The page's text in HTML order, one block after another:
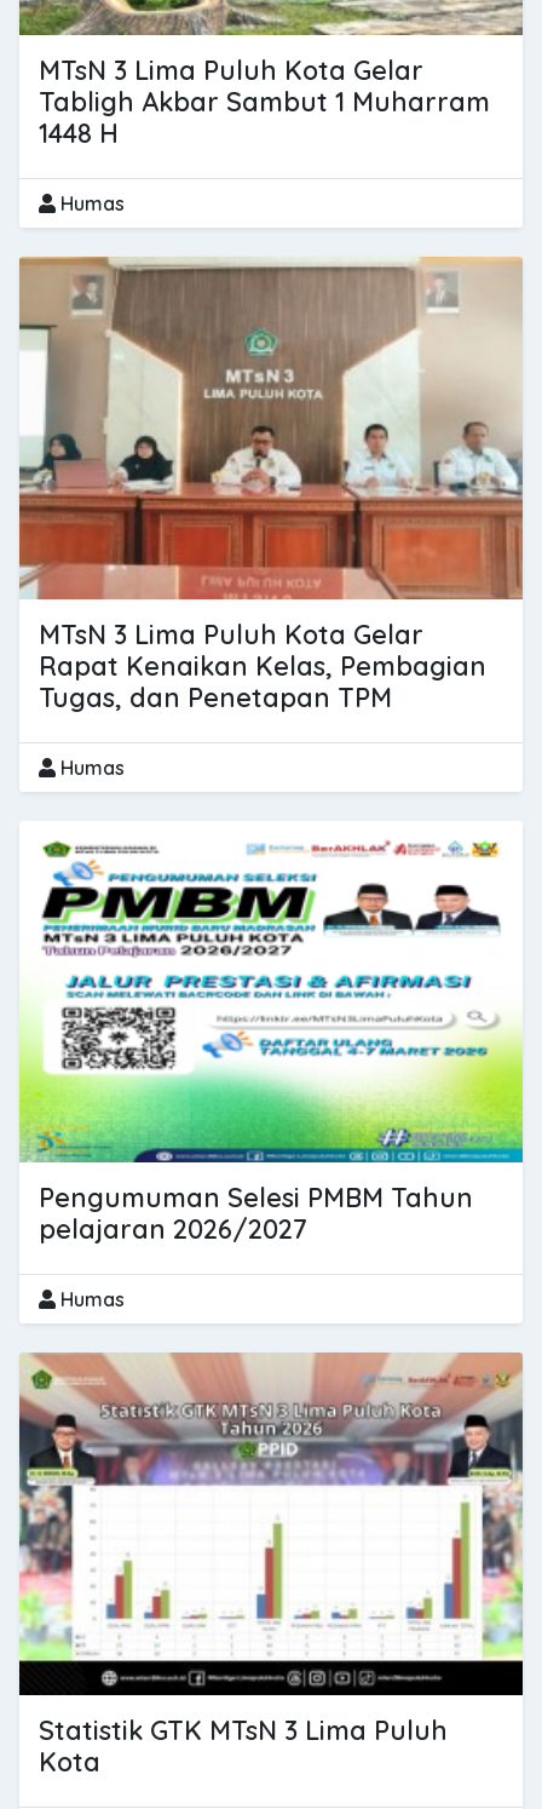
MTsN 3 Lima Puluh Kota Gelar
Tabligh Akbar Sambut 1 Muharram
1448 H
Humas
MTsN 3 Lima Puluh Kota Gelar
Rapat Kenaikan Kelas, Pembagian
Tugas, dan Penetapan TPM
Humas
Pengumuman Selesi PMBM Tahun
pelajaran 2026/2027
Humas
Statistik GTK MTsN 3 Lima Puluh
Kota